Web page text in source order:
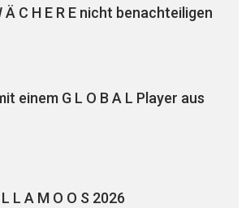
Ä C H E R E nicht benachteiligen
einem G L O B A L Player aus
L A M O O S 2026